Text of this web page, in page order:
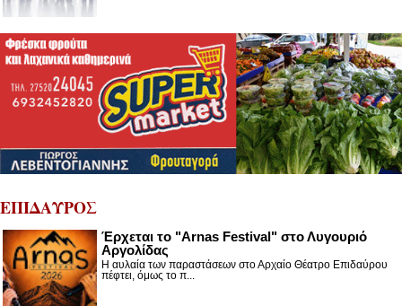
ΕΠΙΔΑΥΡΟΣ
Έρχεται το "Arnas Festival" στο Λυγουριό
Αργολίδας
Η αυλαία των παραστάσεων στο Αρχαίο Θέατρο Επιδαύρου
πέφτει, όμως το π...